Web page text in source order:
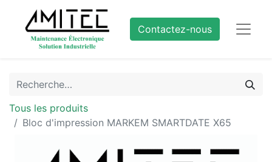
Contactez-nous
Tous les produits
Bloc d'impression MARKEM SMARTDATE X65